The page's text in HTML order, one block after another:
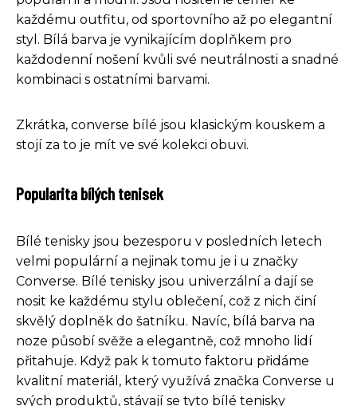
každému outfitu, od sportovního až po elegantní
styl. Bílá barva je vynikajícím doplňkem pro
každodenní nošení kvůli své neutrálnosti a snadné
kombinaci s ostatními barvami.
Zkrátka, converse bílé jsou klasickým kouskem a
stojí za to je mít ve své kolekci obuvi.
Popularita bílých tenisek
Bílé tenisky jsou bezesporu v posledních letech
velmi populární a nejinak tomu je i u značky
Converse. Bílé tenisky jsou univerzální a dají se
nosit ke každému stylu oblečení, což z nich činí
skvělý doplněk do šatníku. Navíc, bílá barva na
noze působí svěže a elegantně, což mnoho lidí
přitahuje. Když pak k tomuto faktoru přidáme
kvalitní materiál, který využívá značka Converse u
svých produktů, stávají se tyto bílé tenisky